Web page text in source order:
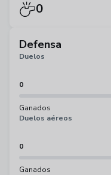
0
Defensa
Duelos
0
Ganados
Duelos aéreos
0
Ganados